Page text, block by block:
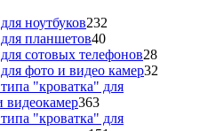
ноутбуков232
планшетов4040
товаров
сотовых телефонов2828
товаров
фото и видео камер32
"кроватка" для
видеокамер363363
товара
"кроватка" для